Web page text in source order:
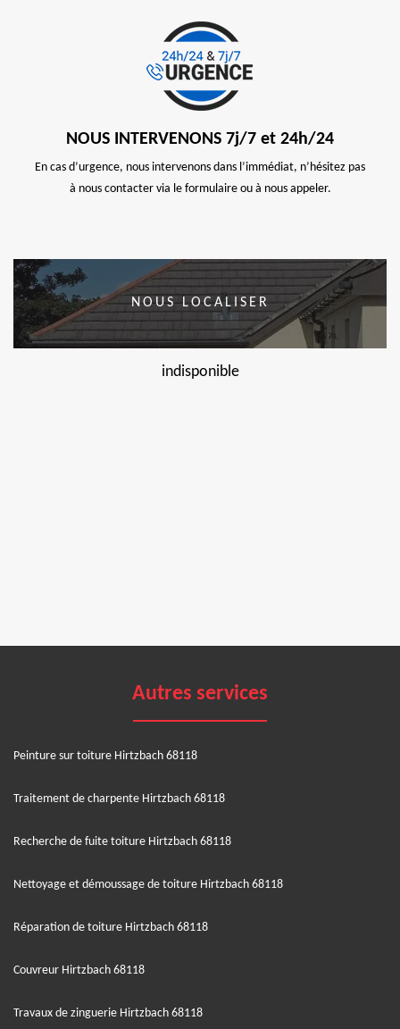
NOUS INTERVENONS 7j/7 et 24h/24
En cas d’urgence, nous intervenons dans l’immédiat, n’hésitez pas
à nous contacter via le formulaire ou à nous appeler.
NOUS LOCALISER
indisponible
Autres services
Peinture sur toiture Hirtzbach 68118
Traitement de charpente Hirtzbach 68118
Recherche de fuite toiture Hirtzbach 68118
Nettoyage et démoussage de toiture Hirtzbach 68118
Réparation de toiture Hirtzbach 68118
Couvreur Hirtzbach 68118
Travaux de zinguerie Hirtzbach 68118